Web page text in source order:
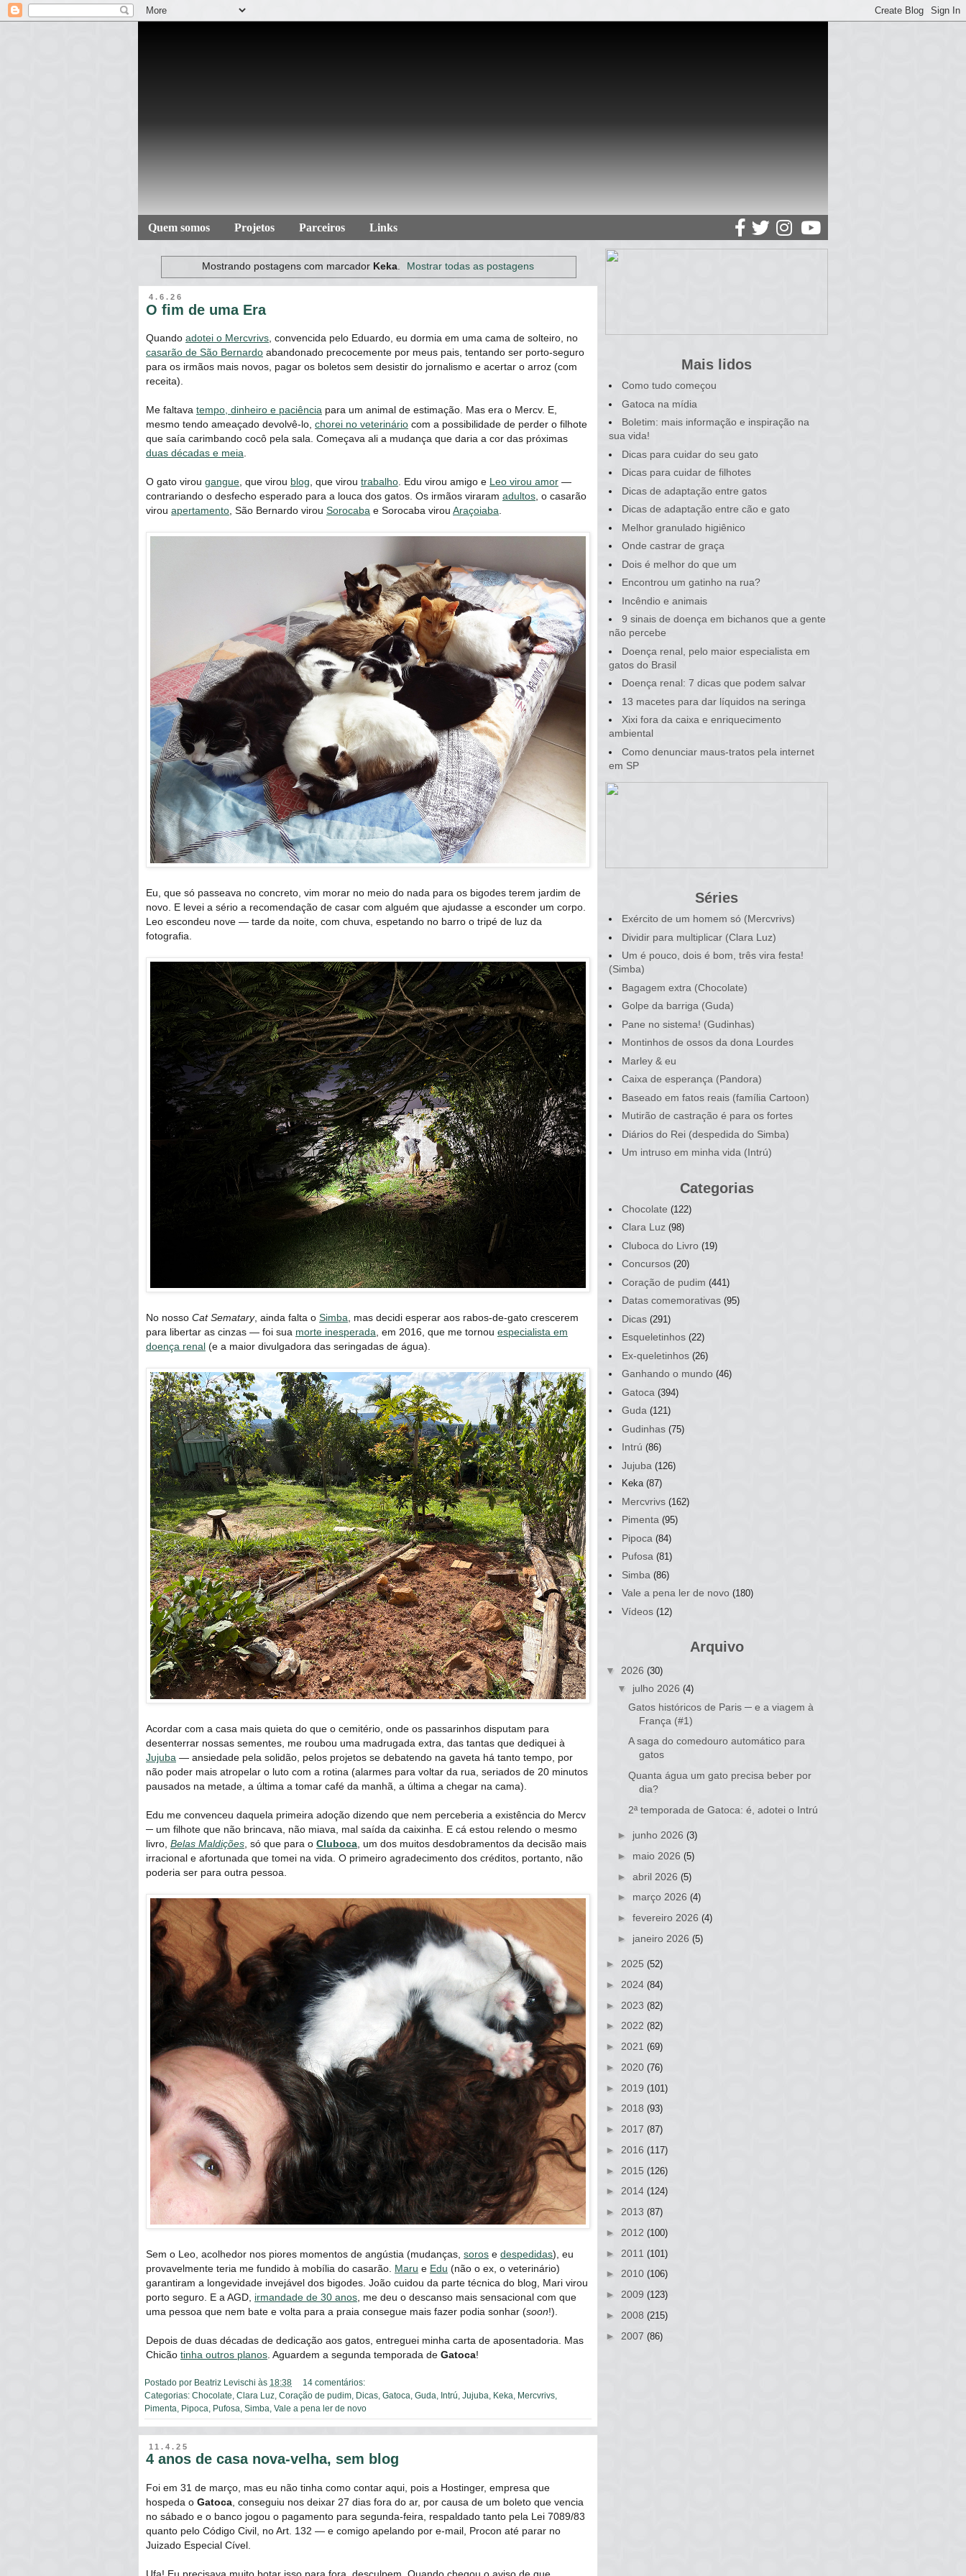
Quem somos Projetos Parceiros Links
Mostrando postagens com marcador Keka. Mostrar todas as postagens
4.6.26
O fim de uma Era
Quando adotei o Mercvrivs , convencida pelo Eduardo, eu dormia em uma cama de solteiro, no
casarão de São Bernardo abandonado precocemente por meus pais, tentando ser porto-seguro
para os irmãos mais novos, pagar os boletos sem desistir do jornalismo e acertar o arroz (com
receita).
Me faltava tempo, dinheiro e paciência para um animal de estimação. Mas era o Mercv. E,
mesmo tendo ameaçado devolvê-lo, chorei no veterinário com a possibilidade de perder o filhote
que saía carimbando cocô pela sala. Começava ali a mudança que daria a cor das próximas
duas décadas e meia
O gato virou gangue , que virou blog , que virou trabalho . Edu virou amigo e Leo virou amor —
contrariando o desfecho esperado para a louca dos gatos. Os irmãos viraram adultos , o casarão
virou apertamento , São Bernardo virou Sorocaba e Sorocaba virou Araçoiaba
Eu, que só passeava no concreto, vim morar no meio do nada para os bigodes terem jardim de
novo. E levei a sério a recomendação de casar com alguém que ajudasse a esconder um corpo.
Leo escondeu nove — tarde da noite, com chuva, espetando no barro o tripé de luz da
fotografia.
No nosso Cat Sematary, ainda falta o Simba , mas decidi esperar aos rabos-de-gato crescerem
para libertar as cinzas — foi sua morte inesperada , em 2016, que me tornou especialista em
doença renal (e a maior divulgadora das seringadas de água).
Acordar com a casa mais quieta do que o cemitério, onde os passarinhos disputam para
desenterrar nossas sementes, me roubou uma madrugada extra, das tantas que dediquei à
Jujuba — ansiedade pela solidão, pelos projetos se debatendo na gaveta há tanto tempo, por
não poder mais atropelar o luto com a rotina (alarmes para voltar da rua, seriados de 20 minutos
pausados na metade, a última a tomar café da manhã, a última a chegar na cama).
Edu me convenceu daquela primeira adoção dizendo que nem perceberia a existência do Mercv
─ um filhote que não brincava, não miava, mal saída da caixinha. E cá estou relendo o mesmo
livro, Belas Maldições , só que para o Cluboca , um dos muitos desdobramentos da decisão mais
irracional e afortunada que tomei na vida. O primeiro agradecimento dos créditos, portanto, não
poderia ser para outra pessoa.
Sem o Leo, acolhedor nos piores momentos de angústia (mudanças, soros e despedidas), eu
provavelmente teria me fundido à mobília do casarão. Maru e Edu (não o ex, o veterinário)
garantiram a longevidade invejável dos bigodes. João cuidou da parte técnica do blog, Mari virou
porto seguro. E a AGD, irmandade de 30 anos , me deu o descanso mais sensacional com que
uma pessoa que nem bate e volta para a praia consegue mais fazer podia sonhar (soon!).
Depois de duas décadas de dedicação aos gatos, entreguei minha carta de aposentadoria. Mas
Chicão tinha outros planos . Aguardem a segunda temporada de Gatoca!
Postado por Beatriz Levischi às 18:38
14 comentários:
Categorias: Chocolate Clara Luz Coração de pudim Dicas Gatoca Guda Intrú Jujuba Keka Mercvrivs
Pimenta
Pipoca Pufosa Simba Vale a pena ler de novo
11.4.25
4 anos de casa nova-velha, sem blog
Foi em 31 de março, mas eu não tinha como contar aqui, pois a Hostinger, empresa que
hospeda o Gatoca , conseguiu nos deixar 27 dias fora do ar, por causa de um boleto que vencia
no sábado e o banco jogou o pagamento para segunda-feira, respaldado tanto pela Lei 7089/83
quanto pelo Código Civil, no Art. 132 ― e comigo apelando por e-mail, Procon até parar no
Juizado Especial Cível.
Ufa! Eu precisava muito botar isso para fora, desculpem. Quando chegou o aviso de que
Mais lidos
Como tudo começou
Gatoca na mídia
Boletim: mais informação e inspiração na
sua vida!
Dicas para cuidar do seu gato
Dicas para cuidar de filhotes
Dicas de adaptação entre gatos
Dicas de adaptação entre cão e gato
Melhor granulado higiênico
Onde castrar de graça
Dois é melhor do que um
Encontrou um gatinho na rua?
Incêndio e animais
9 sinais de doença em bichanos que a gente
não percebe
Doença renal, pelo maior especialista em
gatos do Brasil
Doença renal: 7 dicas que podem salvar
13 macetes para dar líquidos na seringa
Xixi fora da caixa e enriquecimento
ambiental
Como denunciar maus-tratos pela internet
em SP
Séries
Exército de um homem só (Mercvrivs)
Dividir para multiplicar (Clara Luz)
Um é pouco, dois é bom, três vira festa!
(Simba)
Bagagem extra (Chocolate)
Golpe da barriga (Guda)
Pane no sistema! (Gudinhas)
Montinhos de ossos da dona Lourdes
Marley & eu
Caixa de esperança (Pandora)
Baseado em fatos reais (família Cartoon)
Mutirão de castração é para os fortes
Diários do Rei (despedida do Simba)
Um intruso em minha vida (Intrú)
Categorias
Chocolate (122)
Clara Luz (98)
Cluboca do Livro (19)
Concursos (20)
Coração de pudim (441)
Datas comemorativas (95)
Dicas (291)
Esqueletinhos (22)
Ex-queletinhos (26)
Ganhando o mundo (46)
Gatoca (394)
Guda (121)
Gudinhas (75)
Intrú (86)
Jujuba (126)
Keka (87)
Mercvrivs (162)
Pimenta (95)
Pipoca (84)
Pufosa (81)
Simba (86)
Vale a pena ler de novo (180)
Vídeos (12)
Arquivo
▼ 2026 (30)
▼ julho 2026 (4)
Gatos históricos de Paris ─ e a viagem à
França (#1)
A saga do comedouro automático para
gatos
Quanta água um gato precisa beber por
dia?
2ª temporada de Gatoca: é, adotei o Intrú
► junho 2026 (3)
► maio 2026 (5)
► abril 2026 (5)
► março 2026 (4)
► fevereiro 2026 (4)
► janeiro 2026 (5)
► 2025 (52)
► 2024 (84)
► 2023 (82)
► 2022 (82)
► 2021 (69)
► 2020 (76)
► 2019 (101)
► 2018 (93)
► 2017 (87)
► 2016 (117)
► 2015 (126)
► 2014 (124)
► 2013 (87)
► 2012 (100)
► 2011 (101)
► 2010 (106)
► 2009 (123)
► 2008 (215)
► 2007 (86)